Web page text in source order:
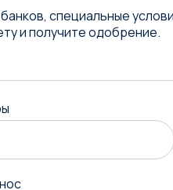
специальные
и получите одобрение.